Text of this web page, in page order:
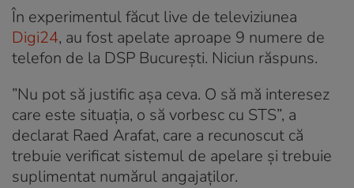
În experimentul făcut live de televiziunea
Digi24, au fost apelate aproape 9 numere de
telefon de la DSP București. Niciun răspuns.
”Nu pot să justific așa ceva. O să mă interesez
care este situația, o să vorbesc cu STS”, a
declarat Raed Arafat, care a recunoscut că
trebuie verificat sistemul de apelare și trebuie
suplimentat numărul angajaților.